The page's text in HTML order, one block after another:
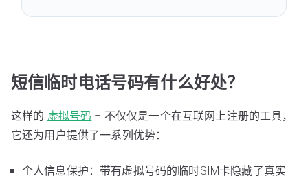
短信临时电话号码有什么好处？
这样的 虚拟号码 – 不仅仅是一个在互联网上注册的工具，
它还为用户提供了一系列优势：
个人信息保护：带有虚拟号码的临时SIM卡隐藏了真实